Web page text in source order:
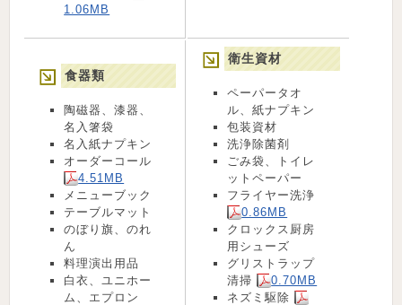
1.06MB
食器類
陶磁器、漆器、
名入箸袋
名入紙ナプキン
オーダーコール
4.51MB
メニューブック
テーブルマット
のぼり旗、のれ
ん
料理演出用品
白衣、ユニホー
ム、エプロン
衛生資材
ペーパータオ
ル、紙ナプキン
包装資材
洗浄除菌剤
ごみ袋、トイレ
ットペーパー
フライヤー洗浄
0.86MB
クロックス厨房
用シューズ
グリストラップ
清掃
0.70MB
ネズミ駆除